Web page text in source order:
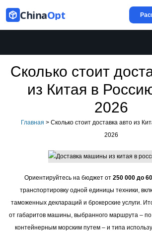
ChinaOpt
Сколько стоит
из Китая в
2026
Главная > Сколько стоит доставка авто из
2026
Ориентируйтесь на бюджет от 250 000 до
транспортировку одной единицы техники,
таможенных деклараций и брокерские услуги.
от габаритов машины, выбранного маршрута –
контейнерным морским путем – и типа